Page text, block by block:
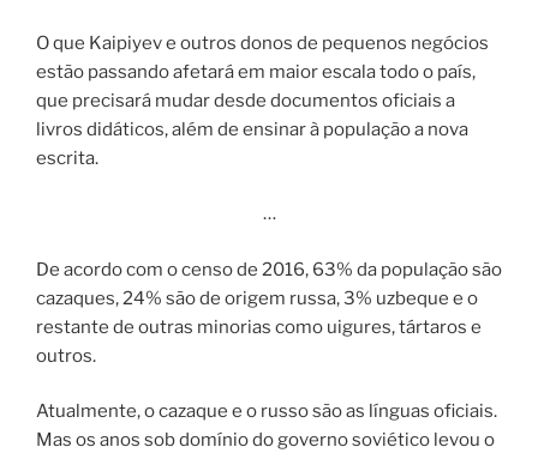
O que Kaipiyev e outros donos de pequenos negócios
estão passando afetará em maior escala todo o país,
que precisará mudar desde documentos oficiais a
livros didáticos, além de ensinar à população a nova
escrita.
…
De acordo com o censo de 2016, 63% da população são
cazaques, 24% são de origem russa, 3% uzbeque e o
restante de outras minorias como uigures, tártaros e
outros.
Atualmente, o cazaque e o russo são as línguas oficiais.
Mas os anos sob domínio do governo soviético levou o